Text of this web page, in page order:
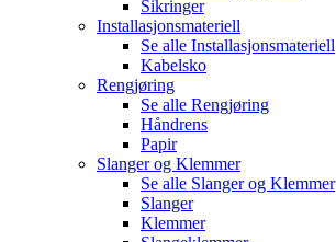
Sikringer
Installasjonsmateriell
Se alle Installasjonsmateriell
Kabelsko
Rengjøring
Se alle Rengjøring
Håndrens
Papir
Slanger og Klemmer
Se alle Slanger og Klemmer
Slanger
Klemmer